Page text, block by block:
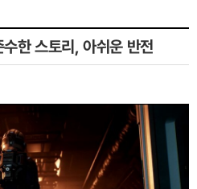
한 스토리, 아쉬운 반전